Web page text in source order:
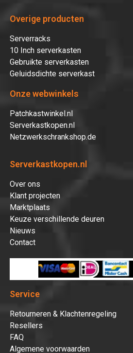
Overige producten
Serverracks
10 Inch serverkasten
Gebruikte serverkasten
Geluidsdichte serverkast
Onze webwinkels
Patchkastwinkel.nl
Serverkastkopen.nl
Netzwerkschrankshop.de
Serverkastkopen.nl
Over ons
Klant projecten
Marktplaats
Keuze verschillende deuren
Nieuws
Contact
Service
Retourneren & Klachtenregeling
Resellers
FAQ
Algemene voorwaarden